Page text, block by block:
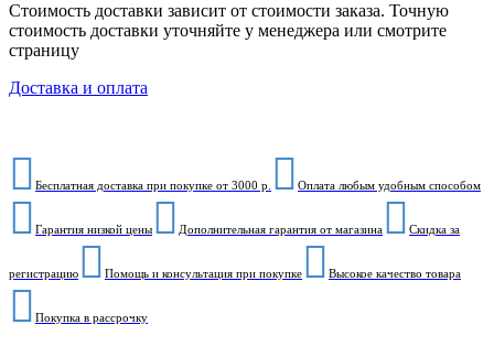
Стоимость доставки зависит от стоимости заказа. Точную
стоимость доставки уточняйте у менеджера или смотрите
страницу
Доставка и оплата
Бесплатная доставка при покупке от 3000 р. Оплата любым удобным способом
Гарантия низкой цены Дополнительная гарантия от магазина Скидка за
регистрацию Помощь и консультация при покупке Высокое качество товара
Покупка в рассрочку